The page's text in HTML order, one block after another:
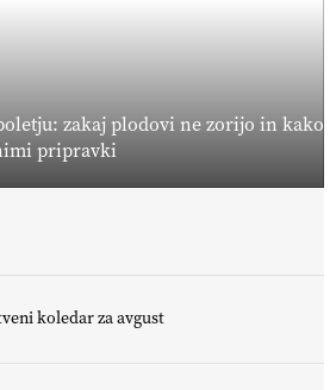
zakaj plodovi ne zorijo in kako
pripravki
koledar za avgust